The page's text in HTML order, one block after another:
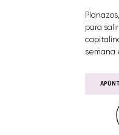
para
semana